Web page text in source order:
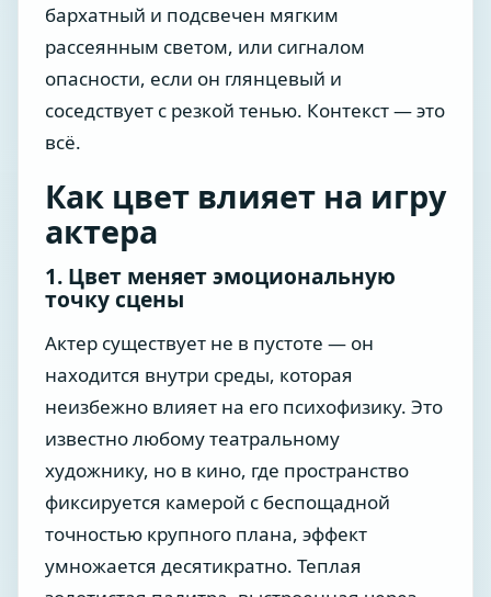
бархатный и подсвечен мягким
рассеянным светом, или сигналом
опасности, если он глянцевый и
соседствует с резкой тенью. Контекст — это
всё.
Как цвет влияет на игру
актера
1. Цвет меняет эмоциональную
точку сцены
Актер существует не в пустоте — он
находится внутри среды, которая
неизбежно влияет на его психофизику. Это
известно любому театральному
художнику, но в кино, где пространство
фиксируется камерой с беспощадной
точностью крупного плана, эффект
умножается десятикратно. Теплая